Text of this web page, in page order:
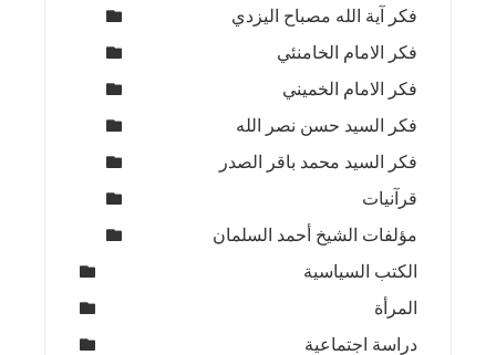
فكر آية الله مصباح اليزدي
فكر الامام الخامنئي
فكر الامام الخميني
فكر السيد حسن نصر الله
فكر السيد محمد باقر الصدر
قرآنيات
مؤلفات الشيخ أحمد السلمان
الكتب السياسية
المرأة
دراسة اجتماعية